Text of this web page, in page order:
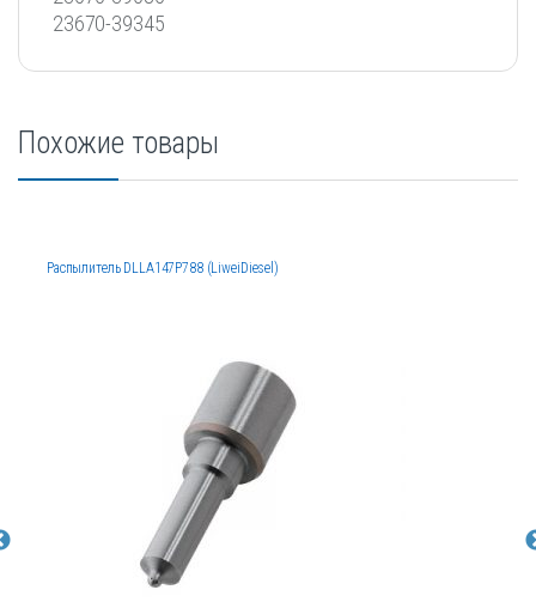
23670-39345
Похожие товары
Распылитель DLLA147P788 (LiweiDiesel)